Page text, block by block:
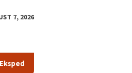
7, 2026
di Pangradin Bangun Kesadaran